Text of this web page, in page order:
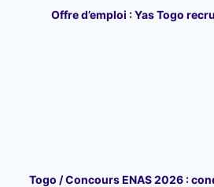
Offre d’emploi : Yas Togo
Togo / Concours ENAS 2026 :